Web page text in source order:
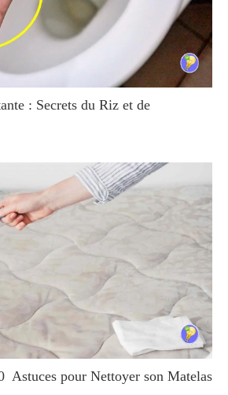
: Secrets du Riz et de
Astuces pour Nettoyer son Matelas